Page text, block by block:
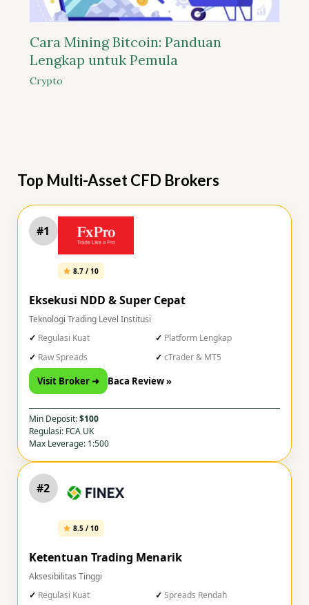
Cara Mining Bitcoin: Panduan
Lengkap untuk Pemula
Crypto
Top Multi-Asset CFD Brokers
#1
8.7 / 10
Eksekusi NDD & Super Cepat
Teknologi Trading Level Institusi
Regulasi Kuat
Platform Lengkap
Raw Spreads
cTrader & MT5
Visit Broker ➜ Baca Review »
Min Deposit:$100
Regulasi: FCA UK
Max Leverage: 1:500
#2
8.5 / 10
Ketentuan Trading Menarik
Aksesibilitas Tinggi
Regulasi Kuat
Spreads Rendah